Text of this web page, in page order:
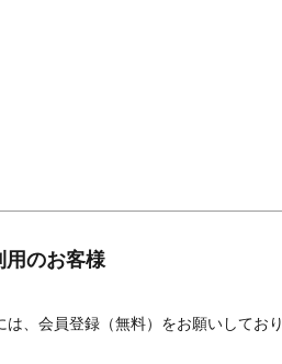
用のお客様
、会員登録（無料）をお願いしており